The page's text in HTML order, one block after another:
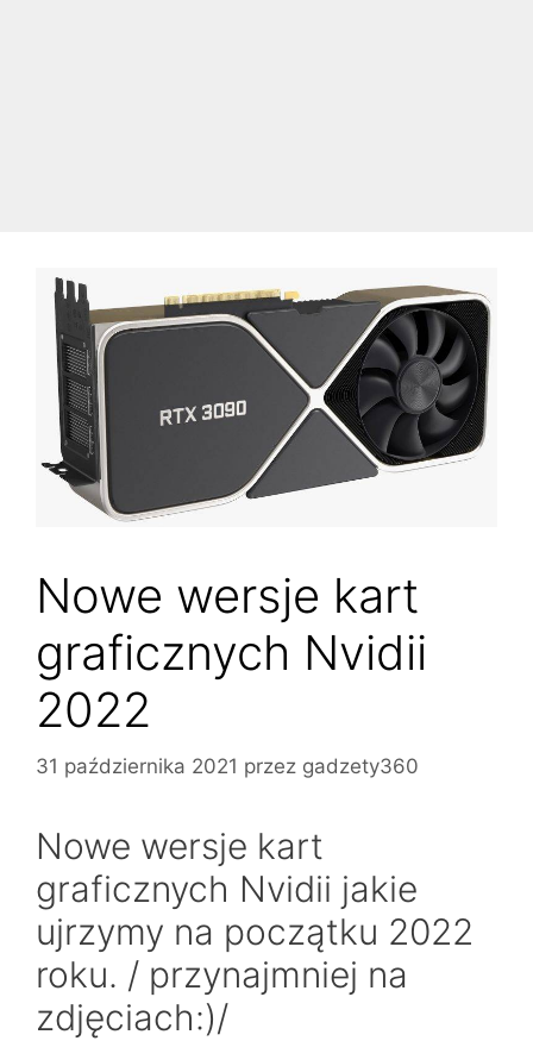
Nowe wersje kart
graficznych Nvidii
2022
31 października 2021 przez gadzety360
Nowe wersje kart
graficznych Nvidii jakie
ujrzymy na początku 2022
roku. / przynajmniej na
zdjęciach:)/